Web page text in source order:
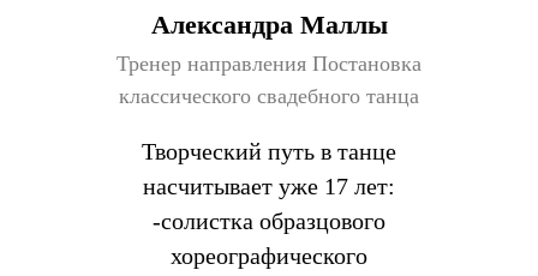
Александра Маллы
Тренер направления Постановка
классического свадебного танца
Творческий путь в танце
насчитывает уже 17 лет:
-солистка образцового
хореографического